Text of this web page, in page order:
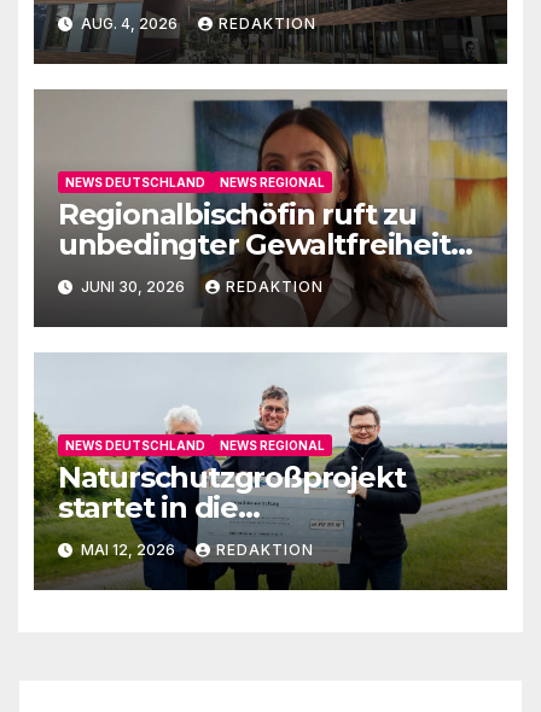
AUG. 4, 2026 REDAKTION
NEWS DEUTSCHLAND NEWS REGIONAL
Regionalbischöfin ruft zu
unbedingter Gewaltfreiheit
aufJUNI 30, 2026 REDAKTION
NEWS DEUTSCHLAND NEWS REGIONAL
Naturschutzgroßprojekt
startet in die
Umsetzungsphase
MAI 12, 2026 REDAKTION